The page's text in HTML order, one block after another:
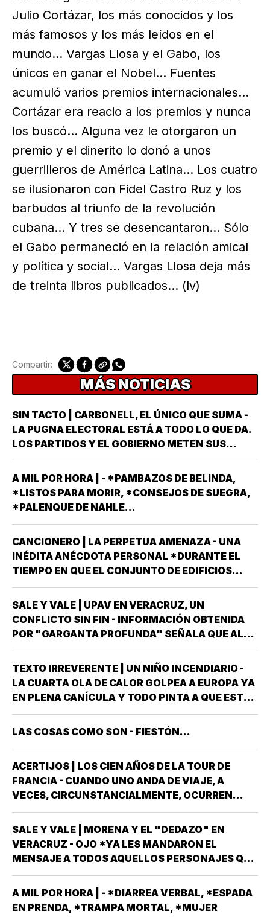
Julio Cortázar, los más conocidos y los
más famosos y los más leídos en el
mundo… Vargas Llosa y el Gabo, los
únicos en ganar el Nobel… Fuentes
acumuló varios premios internacionales…
Cortázar era reacio a los premios y nunca
los buscó… Alguna vez le otorgaron un
premio y el dinerito lo donó a unos
guerrilleros de América Latina… Los cuatro
se ilusionaron con Fidel Castro Ruz y los
barbudos al triunfo de la revolución
cubana… Y tres se desencantaron… Sólo
el Gabo permaneció en la relación amical
y política y social… Vargas Llosa deja más
de treinta libros publicados… (lv)
Compartir:
MÁS NOTICIAS
SIN TACTO | CARBONELL, EL ÚNICO QUE SUMA -
LA PUGNA ELECTORAL ESTÁ A TODO LO QUE DA.
LOS PARTIDOS Y EL GOBIERNO METEN SUS
ARMAS MÁS AFILADAS CON LA VISTA PUESTA EN
LA JORNADA DEL DOMINGO 6 DE JUNIO DEL AÑO
ENTRANTE *EL PROCESO ELECTORAL PARA
ELEGIR…
A MIL POR HORA | - *PAMBAZOS DE BELINDA,
*LISTOS PARA MORIR, *CONSEJOS DE SUEGRA,
*PALENQUE DE NAHLE...
CANCIONERO | LA PERPETUA AMENAZA - UNA
INÉDITA ANÉCDOTA PERSONAL *DURANTE EL
TIEMPO EN QUE EL CONJUNTO DE EDIFICIOS
LLAMADO LOS PINOS FUE RESIDENCIA OFICIAL
DEL PRESIDENTE DE MÉXICO, ESTUVE AHÍ
SOLAMENTE CUATRO VECES, TRES DE ELLAS EN
CALIDAD DE…
SALE Y VALE | UPAV EN VERACRUZ, UN
CONFLICTO SIN FIN - INFORMACIÓN OBTENIDA
POR "GARGANTA PROFUNDA" SEÑALA QUE AL
GOBIERNO DEL ESTADO *ESTÁ A PUNTO DE
"REVENTARLE" EL TEMA DE LA UNIVERSIDAD
POPULAR AUTÓNOMA DE VERACRUZ (UPAV) EN
LAS MANOS *Y NO ES…
TEXTO IRREVERENTE | UN NIÑO INCENDIARIO -
LA CUARTA OLA DE CALOR GOLPEA A EUROPA YA
EN PLENA CANÍCULA Y TODO PINTA A QUE ESTE
2026 SE UBICARÁ COMO EL PEOR DE LA HISTORIA
EN CUANTO A GOLPES CLIMÁTICOS *UNA OLA
LAS COSAS COMO SON - FIESTÓN...
ACERTIJOS | LOS CIEN AÑOS DE LA TOUR DE
FRANCIA - CUANDO UNO ANDA DE VIAJE, A
VECES, CIRCUNSTANCIALMENTE, OCURREN
COSAS QUE NO LLEVABAS PLANEADA *ME HAN
OCURRIDO ALGUNAS OCASIONES *AHORA
REMEMORO ESTA PORQUE TENEMOS A UN
MEXICANO EN EL TOP TEN DE…
SALE Y VALE | MORENA Y EL "DEDAZO" EN
VERACRUZ - OJO *YA LES MANDARON EL
MENSAJE A TODOS AQUELLOS PERSONAJES QUE
ASPIRAN A SER CANDIDATOS A DIPUTADOS
LOCALES, EN ALGUNO DE LOS 30 DISTRITOS QUE
HAY EN VERACRUZ POR EL PARTIDO MORENA,
A MIL POR HORA | - *DIARREA VERBAL, *ESPADA
EN PRENDA, *TRAMPA MORTAL, *MUJER